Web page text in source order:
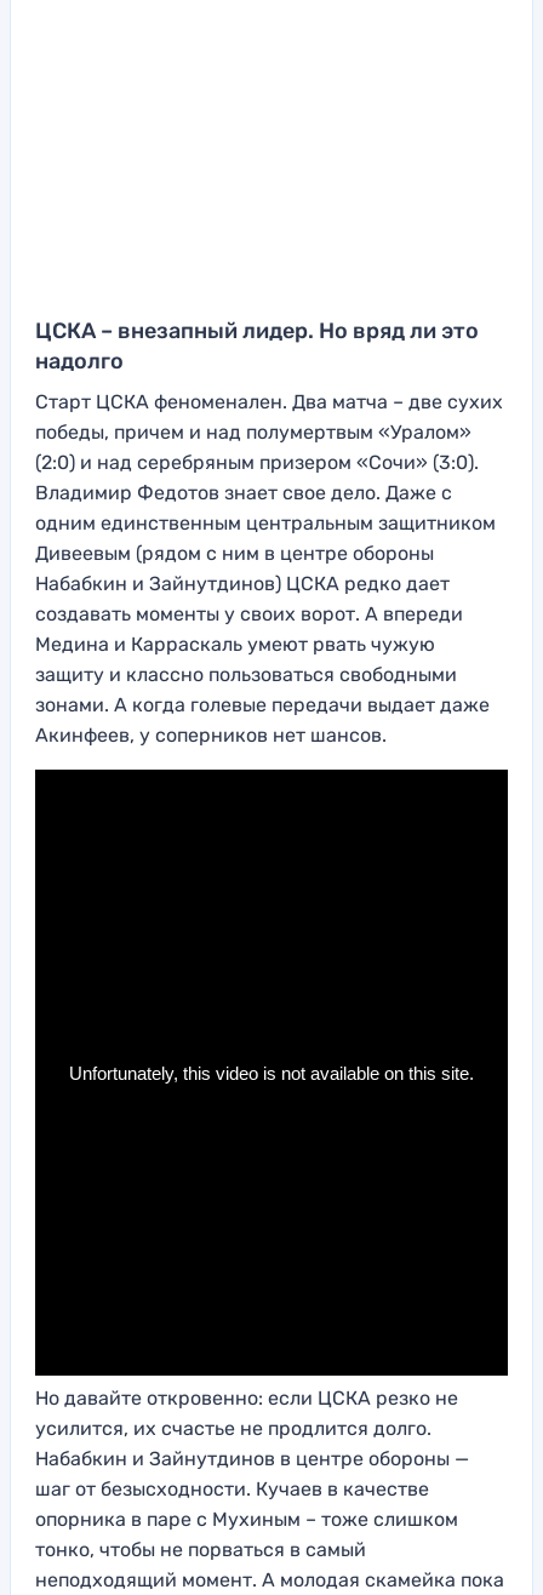
ЦСКА – внезапный лидер. Но вряд ли это
надолго
Старт ЦСКА феноменален. Два матча – две сухих
победы, причем и над полумертвым «Уралом»
(2:0) и над серебряным призером «Сочи» (3:0).
Владимир Федотов знает свое дело. Даже с
одним единственным центральным защитником
Дивеевым (рядом с ним в центре обороны
Набабкин и Зайнутдинов) ЦСКА редко дает
создавать моменты у своих ворот. А впереди
Медина и Карраскаль умеют рвать чужую
защиту и классно пользоваться свободными
зонами. А когда голевые передачи выдает даже
Акинфеев, у соперников нет шансов.
Но давайте откровенно: если ЦСКА резко не
усилится, их счастье не продлится долго.
Набабкин и Зайнутдинов в центре обороны —
шаг от безысходности. Кучаев в качестве
опорника в паре с Мухиным – тоже слишком
тонко, чтобы не порваться в самый
неподходящий момент. А молодая скамейка пока